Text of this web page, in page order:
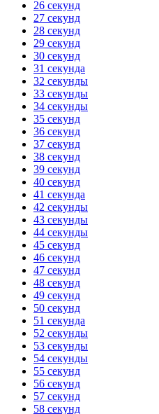
26 секунд
27 секунд
28 секунд
29 секунд
30 секунд
31 секунда
32 секунды
33 секунды
34 секунды
35 секунд
36 секунд
37 секунд
38 секунд
39 секунд
40 секунд
41 секунда
42 секунды
43 секунды
44 секунды
45 секунд
46 секунд
47 секунд
48 секунд
49 секунд
50 секунд
51 секунда
52 секунды
53 секунды
54 секунды
55 секунд
56 секунд
57 секунд
58 секунд